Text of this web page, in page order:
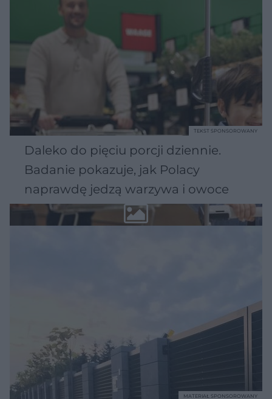
Daleko do pięciu porcji dziennie.
Badanie pokazuje, jak Polacy
naprawdę jedzą warzywa i owoce
TEKST SPONSOROWANY
MATERIAŁ SPONSOROWANY